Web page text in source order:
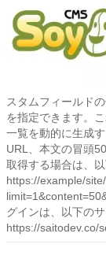
スタムフィールド
を指定できます。
一覧を動的に生成
URL、本文の冒頭
取得する場合は、
https://example/
グインは、以下の
https://saitodev.co/